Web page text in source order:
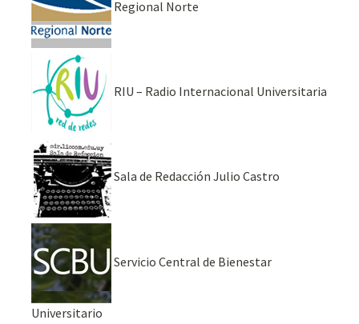
Regional Norte
RIU – Radio Internacional Universitaria
Sala de Redacción Julio Castro
Servicio Central de Bienestar
Universitario